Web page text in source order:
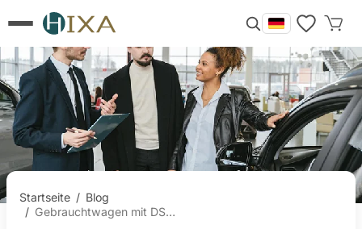
Startseite / Blog
/
Gebrauchtwagen mit DSG kaufen: Worauf Sie achten sollten